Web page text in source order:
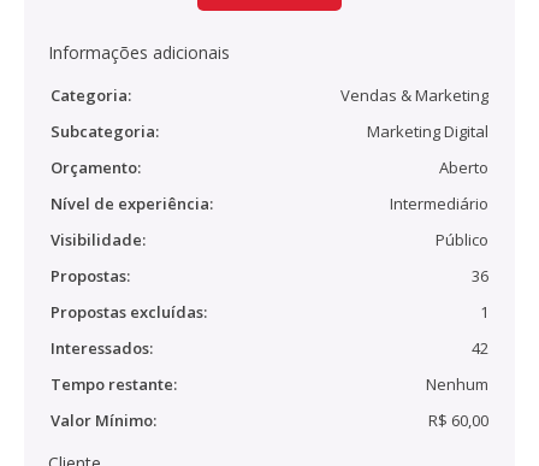
Informações adicionais
Categoria:
Vendas & Marketing
Subcategoria:
Marketing Digital
Orçamento:
Aberto
Nível de experiência:
Intermediário
Visibilidade:
Público
Propostas:
36
Propostas excluídas:
1
Interessados:
42
Tempo restante:
Nenhum
Valor Mínimo:
R$ 60,00